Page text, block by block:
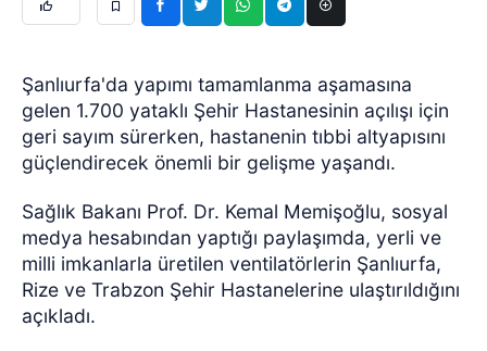
Şanlıurfa'da yapımı tamamlanma aşamasına
gelen 1.700 yataklı Şehir Hastanesinin açılışı için
geri sayım sürerken, hastanenin tıbbi altyapısını
güçlendirecek önemli bir gelişme yaşandı.
Sağlık Bakanı Prof. Dr. Kemal Memişoğlu, sosyal
medya hesabından yaptığı paylaşımda, yerli ve
milli imkanlarla üretilen ventilatörlerin Şanlıurfa,
Rize ve Trabzon Şehir Hastanelerine ulaştırıldığını
açıkladı.